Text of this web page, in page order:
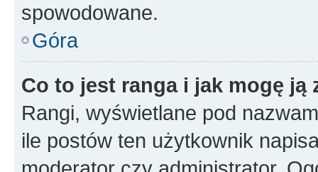
spowodowane.
Góra
Co to jest ranga i jak mogę ją
Rangi, wyświetlane pod
ile postów ten użytkownik